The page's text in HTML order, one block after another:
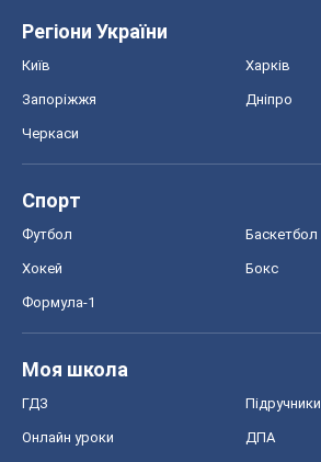
Регіони України
Київ Харків
Запоріжжя Дніпро
Черкаси
Спорт
Футбол Баскетбол
Хокей Бокс
Формула-1
Моя школа
ГДЗ Підручники
Онлайн уроки ДПА